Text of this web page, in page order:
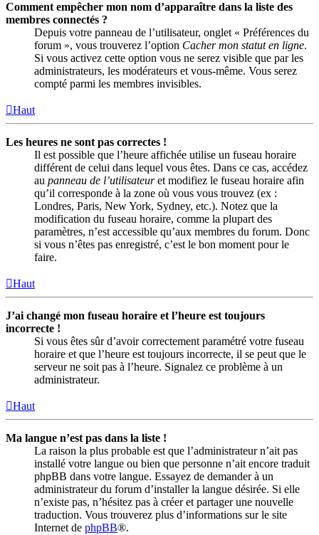
Comment empêcher mon nom d’apparaître dans la liste des
membres connectés ?
Depuis votre panneau de l’utilisateur, onglet « Préférences du
forum », vous trouverez l’option Cacher mon statut en ligne.
Si vous activez cette option vous ne serez visible que par les
administrateurs, les modérateurs et vous-même. Vous serez
compté parmi les membres invisibles.
Haut
Les heures ne sont pas correctes !
Il est possible que l’heure affichée utilise un fuseau horaire
différent de celui dans lequel vous êtes. Dans ce cas, accédez
au panneau de l’utilisateuret modifiez le fuseau horaire afin
qu’il corresponde à la zone où vous vous trouvez (ex :
Londres, Paris, New York, Sydney, etc.). Notez que la
modification du fuseau horaire, comme la plupart des
paramètres, n’est accessible qu’aux membres du forum. Donc
si vous n’êtes pas enregistré, c’est le bon moment pour le
faire.
Haut
J’ai changé mon fuseau horaire et l’heure est toujours
incorrecte !
Si vous êtes sûr d’avoir correctement paramétré votre fuseau
horaire et que l’heure est toujours incorrecte, il se peut que le
serveur ne soit pas à l’heure. Signalez ce problème à un
administrateur.
Haut
Ma langue n’est pas dans la liste !
La raison la plus probable est que l’administrateur n’ait pas
installé votre langue ou bien que personne n’ait encore traduit
phpBB dans votre langue. Essayez de demander à un
administrateur du forum d’installer la langue désirée. Si elle
n’existe pas, n’hésitez pas à créer et partager une nouvelle
traduction. Vous trouverez plus d’informations sur le site
Internet de phpBB®.